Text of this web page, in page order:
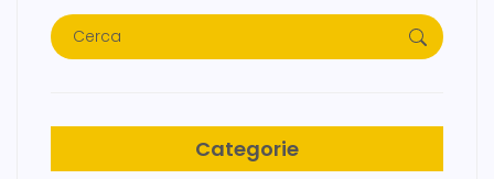
Categorie